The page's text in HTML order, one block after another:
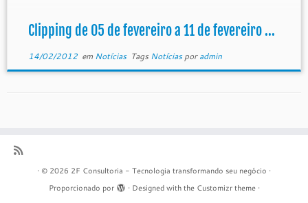
Clipping de 05 de fevereiro a 11 de fevereiro ...
14/02/2012em Notícias Tags Notíciasporadmin
· © 2026 2F Consultoria - Tecnologia transformando seu negócio ·
Proporcionado por
· Designed with the Customizr theme·